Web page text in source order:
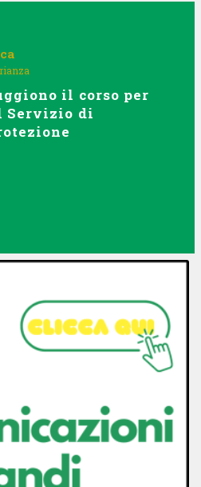
il corso per
Servizio di